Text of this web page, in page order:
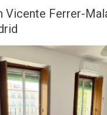
Vicente Ferrer-